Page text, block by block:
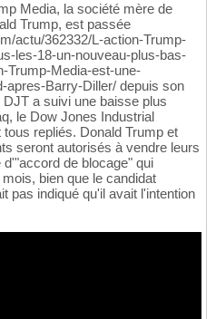
Media, la société mère de
Trump, est passée
actu/362332/L-action-Trump-
les-18-un-nouveau-plus-bas-
Trump-Media-est-une-
apres-Barry-Diller/ depuis son
a suivi une baisse plus
le Dow Jones Industrial
repliés. Donald Trump et
seront autorisés à vendre leurs
de blocage" qui
bien que le candidat
pas indiqué qu'il avait l'intention